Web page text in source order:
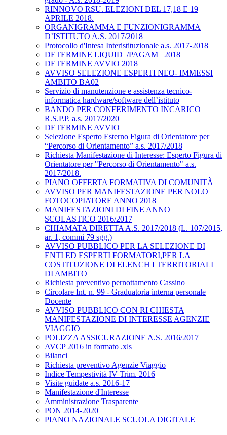
RINNOVO RSU. ELEZIONI DEL 17,18 E 19
APRILE 2018.
ORGANIGRAMMA E FUNZIONIGRAMMA
D’ISTITUTO A.S. 2017/2018
Protocollo d'Intesa Interistituzionale a.s. 2017-2018
DETERMINE LIQUID_/PAGAM_ 2018
DETERMINE AVVIO 2018
AVVISO SELEZIONE ESPERTI NEO- IMMESSI
AMBITO BA02
Servizio di manutenzione e assistenza tecnico-
informatica hardware/software dell’istituto
BANDO PER CONFERIMENTO INCARICO
R.S.P.P. a.s. 2017/2020
DETERMINE AVVIO
Selezione Esperto Esterno Figura di Orientatore per
“Percorso di Orientamento” a.s. 2017/2018
Richiesta Manifestazione di Interesse: Esperto Figura di
Orientatore per "Percorso di Orientamento" a.s.
2017/2018.
PIANO OFFERTA FORMATIVA DI COMUNITÀ
AVVISO PER MANIFESTAZIONE PER NOLO
FOTOCOPIATORE ANNO 2018
MANIFESTAZIONI DI FINE ANNO
SCOLASTICO 2016/2017
CHIAMATA DIRETTA A.S. 2017/2018 (L. 107/2015,
ar. 1, commi 79 sgg.)
AVVISO PUBBLICO PER LA SELEZIONE DI
ENTI ED ESPERTI FORMATORI,PER LA
COSTITUZIONE DI ELENCH I TERRITORIALI
DI AMBITO
Richiesta preventivo pernottamento Cassino
Circolare Int. n. 99 - Graduatoria interna personale
Docente
AVVISO PUBBLICO CON RI CHIESTA
MANIFESTAZIONE DI INTERESSE AGENZIE
VIAGGIO
POLIZZA ASSICURAZIONE A.S. 2016/2017
AVCP 2016 in formato .xls
Bilanci
Richiesta preventivo Agenzie Viaggio
Indice Tempestività IV Trim. 2016
Visite guidate a.s. 2016-17
Manifestazione d'Interesse
Amministrazione Trasparente
PON 2014-2020
PIANO NAZIONALE SCUOLA DIGITALE